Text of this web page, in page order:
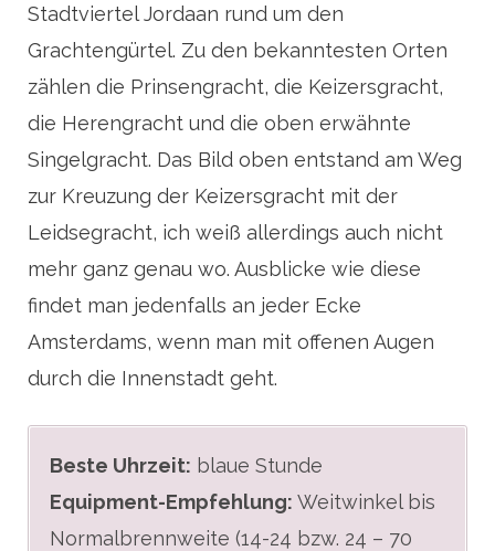
Stadtviertel Jordaan rund um den
Grachtengürtel. Zu den bekanntesten Orten
zählen die Prinsengracht, die Keizersgracht,
die Herengracht und die oben erwähnte
Singelgracht. Das Bild oben entstand am Weg
zur Kreuzung der Keizersgracht mit der
Leidsegracht, ich weiß allerdings auch nicht
mehr ganz genau wo. Ausblicke wie diese
findet man jedenfalls an jeder Ecke
Amsterdams, wenn man mit offenen Augen
durch die Innenstadt geht.
Beste Uhrzeit: blaue Stunde
Equipment-Empfehlung: Weitwinkel bis
Normalbrennweite (14-24 bzw. 24 – 70